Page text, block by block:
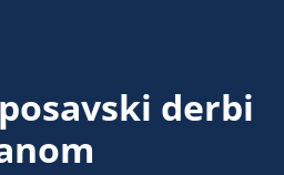
derbi